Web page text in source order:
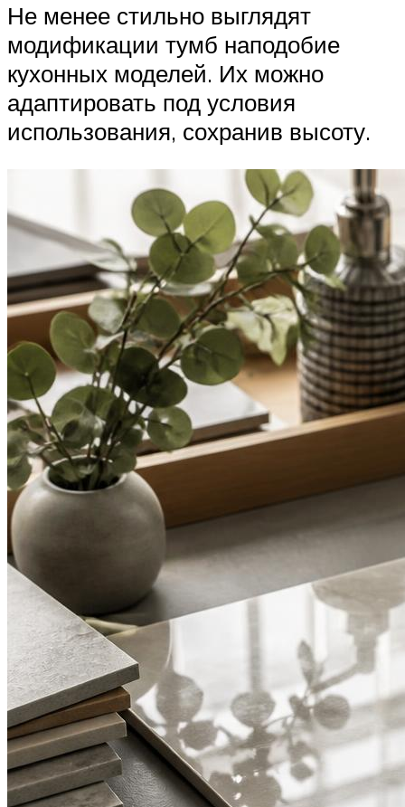
Не менее стильно выглядят
модификации тумб наподобие
кухонных моделей. Их можно
адаптировать под условия
использования, сохранив высоту.